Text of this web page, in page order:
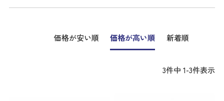
価格が安い順 価格が高い順 新着順
3件中 1-3件表示